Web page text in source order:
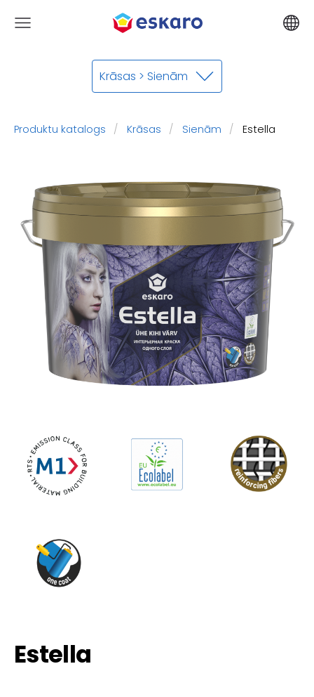
Krāsas > Sienām
Produktu katalogs Krāsas Sienām Estella
Estella